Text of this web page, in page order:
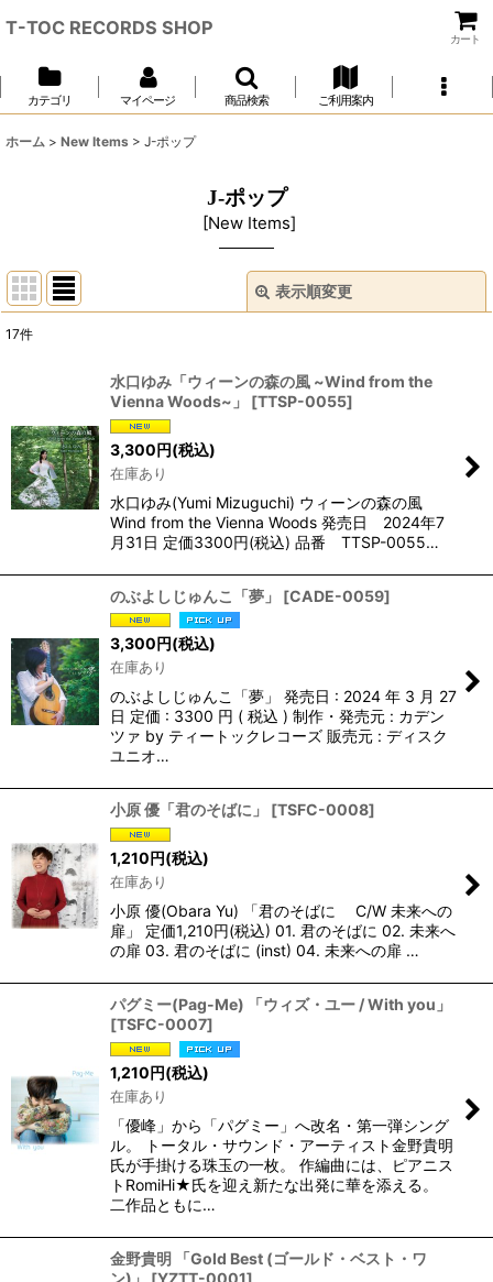
T-TOC RECORDS SHOP
カート
カテゴリ マイページ 商品検索 ご利用案内
ホーム > New Items > J-ポップ
J-ポップ
[New Items]
表示順変更
17件
水口ゆみ「ウィーンの森の風 ~Wind from the
Vienna Woods~」
[TTSP-0055]
3,300円(税込)
在庫あり
水口ゆみ(Yumi Mizuguchi) ウィーンの森の風
Wind from the Vienna Woods 発売日 2024年7
月31日 定価3300円(税込) 品番 TTSP-0055…
のぶよしじゅんこ「夢」 [CADE-0059]
3,300円(税込)
在庫あり
のぶよしじゅんこ「夢」 発売日 : 2024 年 3 月 27
日 定価 : 3300 円 ( 税込 ) 制作・発売元 : カデン
ツァ by ティートックレコーズ 販売元 : ディスク
ユニオ…
小原 優「君のそばに」 [TSFC-0008]
1,210円(税込)
在庫あり
小原 優(Obara Yu) 「君のそばに C/W 未来への
扉」 定価1,210円(税込) 01. 君のそばに 02. 未来へ
の扉 03. 君のそばに (inst) 04. 未来への扉 …
パグミー(Pag-Me) 「ウィズ・ユー / With you」
[TSFC-0007]
1,210円(税込)
在庫あり
「優峰」から「パグミー」へ改名・第一弾シング
ル。 トータル・サウンド・アーティスト金野貴明
氏が手掛ける珠玉の一枚。 作編曲には、ピアニス
トRomiHi★氏を迎え新たな出発に華を添える。
二作品ともに…
金野貴明 「Gold Best (ゴールド・ベスト・ワ
ン)」
[YZTT-0001]